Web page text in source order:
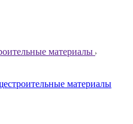
материалы
материалы